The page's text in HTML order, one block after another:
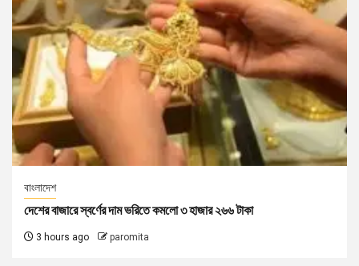
বাংলাদেশ
দেশের বাজারে স্বর্ণের দাম ভরিতে কমলো ৩ হাজার ২৬৬ টাকা
3 hours ago paromita